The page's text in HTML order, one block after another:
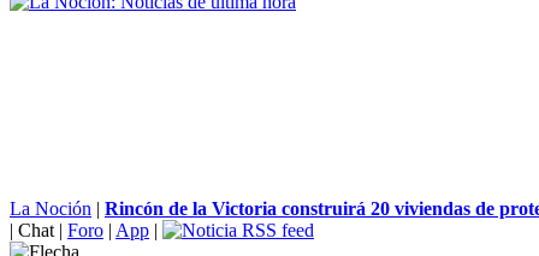
La Noción | Rincón de la Victoria construirá 20 viviendas de
| Chat | Foro | App |